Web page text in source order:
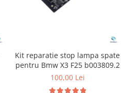
Kit reparatie stop lampa spate
pentru Bmw X3 F25 b003809.2
100,00 Lei